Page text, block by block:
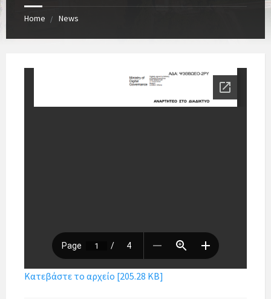
Home News
Κατεβάστε το αρχείο [205.28 KB]